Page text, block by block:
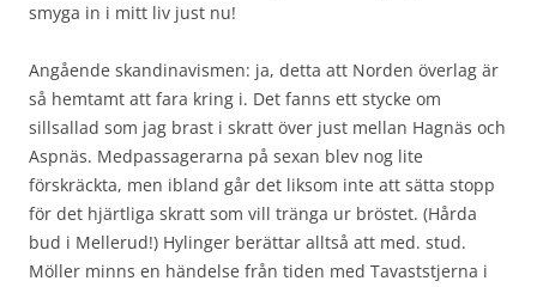
smyga in i mitt liv just nu!
Angående skandinavismen: ja, detta att Norden överlag är
så hemtamt att fara kring i. Det fanns ett stycke om
sillsallad som jag brast i skratt över just mellan Hagnäs och
Aspnäs. Medpassagerarna på sexan blev nog lite
förskräckta, men ibland går det liksom inte att sätta stopp
för det hjärtliga skratt som vill tränga ur bröstet. (Hårda
bud i Mellerud!) Hylinger berättar alltså att med. stud.
Möller minns en händelse från tiden med Tavaststjerna i